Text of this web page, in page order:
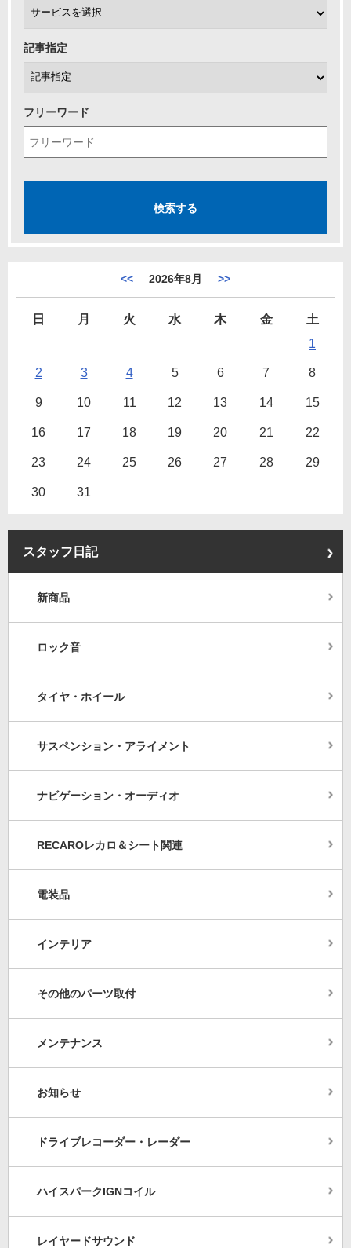
記事指定
フリーワード
<< 2026年8月 >>
日 月 火 水 木 金
土
1
2 3 4 5 6 7 8
9 10 11 12 13 14 15
16 17 18 19 20 21 22
23 24 25 26 27 28 29
30 31
スタッフ日記
新商品
ロック音
タイヤ・ホイール
サスペンション・アライメント
ナビゲーション・オーディオ
RECAROレカロ＆シート関連
電装品
インテリア
その他のパーツ取付
メンテナンス
お知らせ
ドライブレコーダー・レーダー
ハイスパークIGNコイル
レイヤードサウンド